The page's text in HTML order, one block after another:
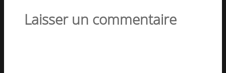
Laisser un commentaire